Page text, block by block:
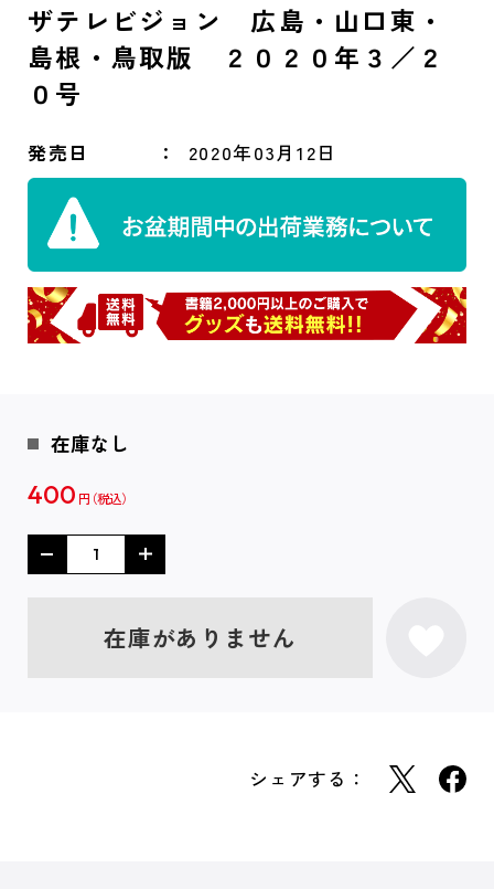
ザテレビジョン 広島・山口東・
島根・鳥取版 ２０２０年３／２
０号
発売日 2020年03月12日
在庫なし
400 円
在庫がありません
シェアする：